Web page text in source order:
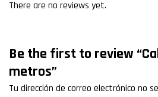
There are no reviews yet.
Be the first to review
metros”
Tu dirección de correo electrónico no